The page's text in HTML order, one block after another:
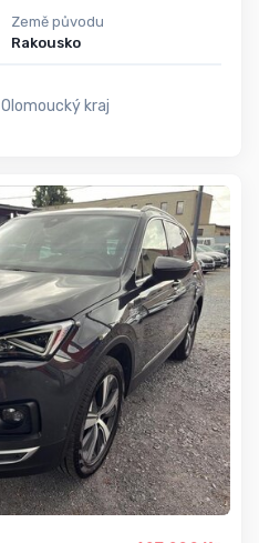
Země původu
Rakousko
Olomoucký kraj